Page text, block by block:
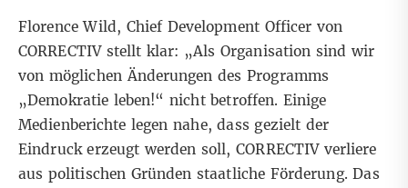
Florence Wild, Chief Development Officer von
CORRECTIV stellt klar: „Als Organisation sind wir
von möglichen Änderungen des Programms
„Demokratie leben!“ nicht betroffen. Einige
Medienberichte legen nahe, dass gezielt der
Eindruck erzeugt werden soll, CORRECTIV verliere
aus politischen Gründen staatliche Förderung. Das